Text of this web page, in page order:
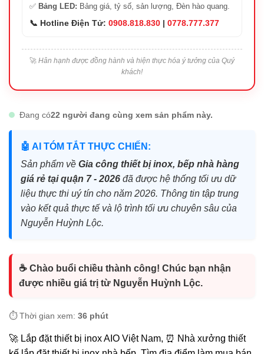
✅ Bảng LED: Bảng giá, tỷ số, sản lượng, Đèn hào quang.
📞 Hotline Điện Tử: 0908.818.830 | 0778.777.377
🚀 Hân hạnh được đồng hành và hiện thực hóa ý tưởng của Quý
khách!
Đang có22 người đang cùng xem sản phẩm này.
🤖 AI TÓM TẮT THỰC CHIẾN:
Sản phẩm về Gia công thiết bị inox, bếp nhà hàng
giá rẻ tại quận 7 - 2026 đã được hệ thống tối ưu dữ
liệu thực thi uý tín cho năm 2026. Thông tin tập trung
vào kết quả thực tế và lộ trình tối ưu chuyên sâu của
Nguyễn Huỳnh Lộc.
☕ Chào buổi chiều thành công! Chúc bạn nhận
được nhiều giá trị từ Nguyễn Huỳnh Lộc.
⏱️ Thời gian xem: 36 phút
🚀 Lắp đặt thiết bị inox AIO Việt Nam, ⏰ Nhà xưởng thiết